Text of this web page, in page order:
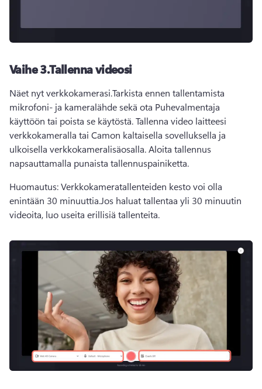
Vaihe 3.Tallenna videosi
Näet nyt verkkokamerasi.Tarkista ennen tallentamista
mikrofoni- ja kameralähde sekä ota Puhevalmentaja
käyttöön tai poista se käytöstä. Tallenna video laitteesi
verkkokameralla tai Camon kaltaisella sovelluksella ja
ulkoisella verkkokameralisäosalla. Aloita tallennus
napsauttamalla punaista tallennuspainiketta.
Huomautus: Verkkokameratallenteiden kesto voi olla
enintään 30 minuuttia.Jos haluat tallentaa yli 30 minuutin
videoita, luo useita erillisiä tallenteita.